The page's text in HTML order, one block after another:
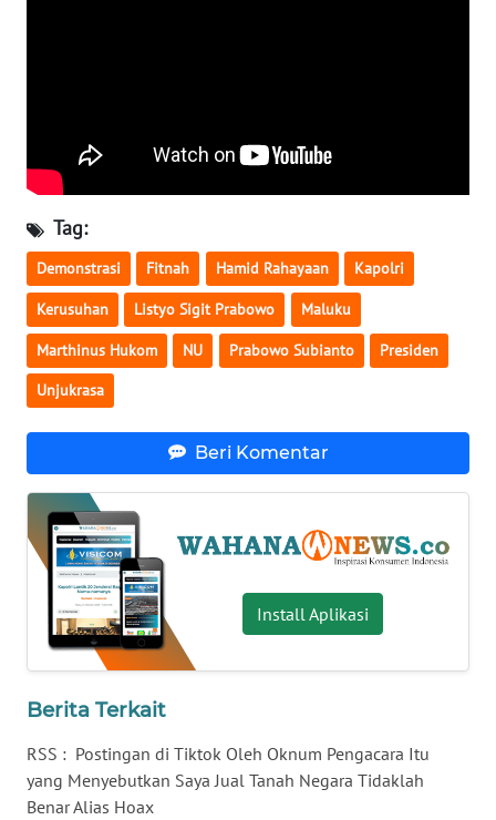
Tag:
Demonstrasi Fitnah Hamid Rahayaan Kapolri
Kerusuhan Listyo Sigit Prabowo Maluku
Marthinus Hukom NU Prabowo Subianto Presiden
Unjukrasa
Beri Komentar
Install Aplikasi
Berita Terkait
RSS : Postingan di Tiktok Oleh Oknum Pengacara Itu
yang Menyebutkan Saya Jual Tanah Negara Tidaklah
Benar Alias Hoax
WN
SUMSEL
WN
BENGKULU
WN
LAMPUNG
WN
NUSANTARA
WN
JOGJA
JATIM
WN
BALI